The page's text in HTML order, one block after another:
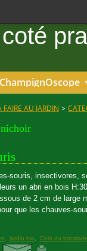
ChampignOscope
FAIRE AU JARDIN >
nichoir
souris, insectivores,
un abri en bois
de 2 cm de large
que les chauves-
jardin bio Coin du bricolage